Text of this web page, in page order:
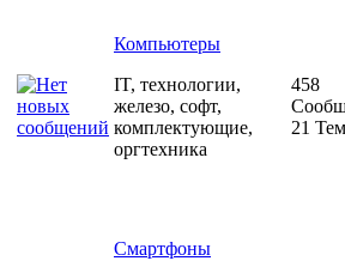
Компьютеры
IT, технологии,
железо, софт,
комплектующие,
оргтехника
458
21 Тем
Смартфоны